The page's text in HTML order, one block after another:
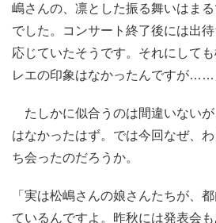
嶋さんの、凛とした振る舞いはま
でした。コンサート終了後には出
応じていたそうです。それにして
レエの印象はなかったんですが……
たしかに似合うのは間違いない
はなかったはず。では今回なぜ、
ち会ったのだろうか。
「実は松嶋さんの娘さんたちが、
ているんですよ。昨秋には発表会